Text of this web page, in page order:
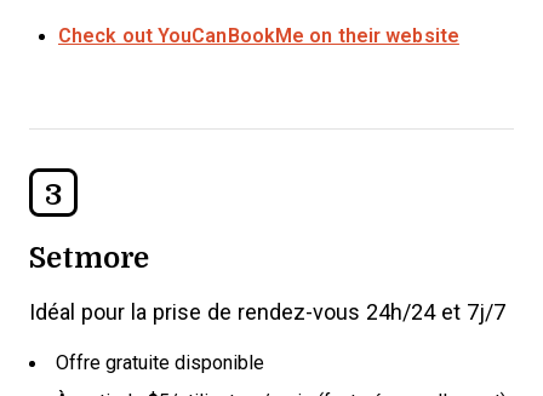
Check out YouCanBookMe on their website
3
Setmore
Idéal pour la prise de rendez-vous 24h/24 et 7j/7
Offre gratuite disponible